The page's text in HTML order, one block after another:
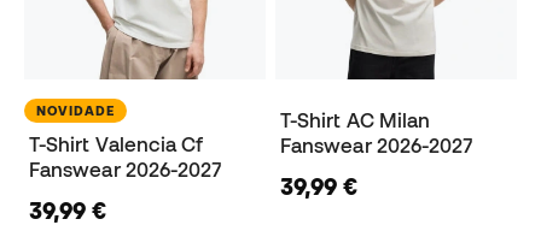
NOVIDADE
T-Shirt Valencia Cf
Fanswear 2026-2027
39,99 €
T-Shirt AC Milan
Fanswear 2026-2027
39,99 €